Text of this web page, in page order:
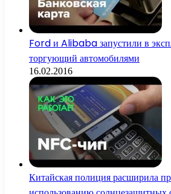
Ford и Alibaba запустили в
торгующий автомобилями
16.02.2016
Китайская полиция расширила